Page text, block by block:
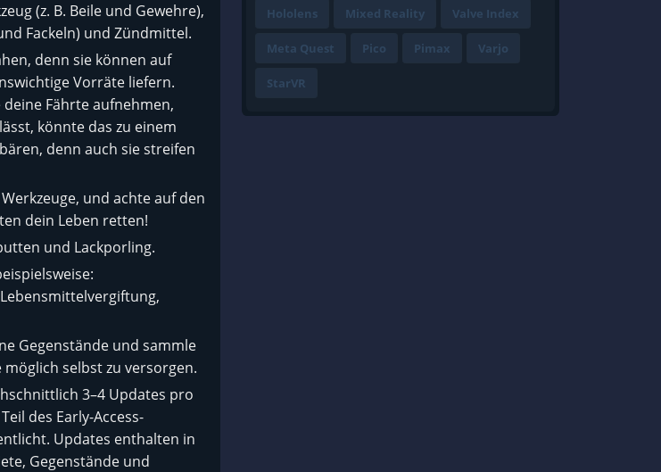
(z. B. Beile und Gewehre),
Fackeln) und Zündmittel.
denn sie können auf
Vorräte liefern.
Fährte aufnehmen,
könnte das zu einem
denn auch sie streifen
und achte auf den
dein Leben retten!
und Lackporling.
Gegenstände und sammle
selbst zu versorgen.
3–4 Updates pro
des Early-Access-
Updates enthalten in
Gegenstände und
Hololens Mixed Reality Valve Index
Meta Quest Pico Pimax Varjo
StarVR